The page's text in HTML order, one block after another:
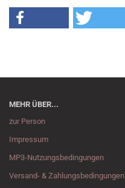
MEHR ÜBER...
zur Person
Impressum
MP3-Nutzungsbedingungen
Versand- & Zahlungsbedingungen